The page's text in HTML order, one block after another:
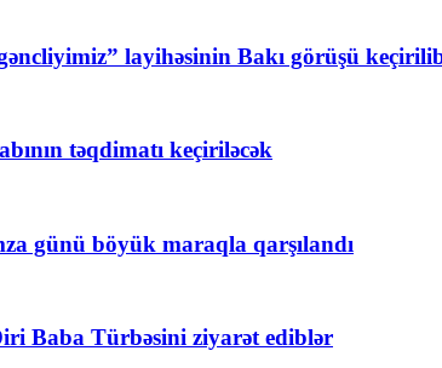
layihəsinin Bakı görüşü
təqdimatı keçiriləcək
günü böyük maraqla qarşılandı
Baba Türbəsini ziyarət ediblər